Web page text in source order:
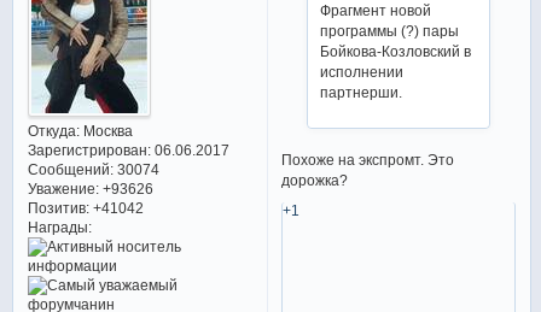
Откуда:Москва
Зарегистрирован: 06.06.2017
Сообщений:30074
Уважение: +93626
Позитив: +41042
Награды:
Фрагмент новой
программы (?) пары
Бойкова-Козловский в
исполнении
партнерши.
Похоже на экспромт. Это
дорожка?
+1